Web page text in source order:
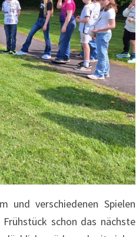
verschiedenen Spielen
schon das nächste